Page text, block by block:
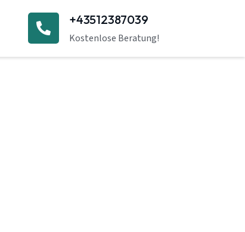
+43512387039
Kostenlose Beratung!